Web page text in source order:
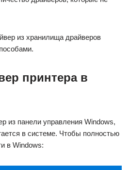
из хранилища драйверов
принтера в
из панели управления Windows,
в системе. Чтобы полностью
в Windows: